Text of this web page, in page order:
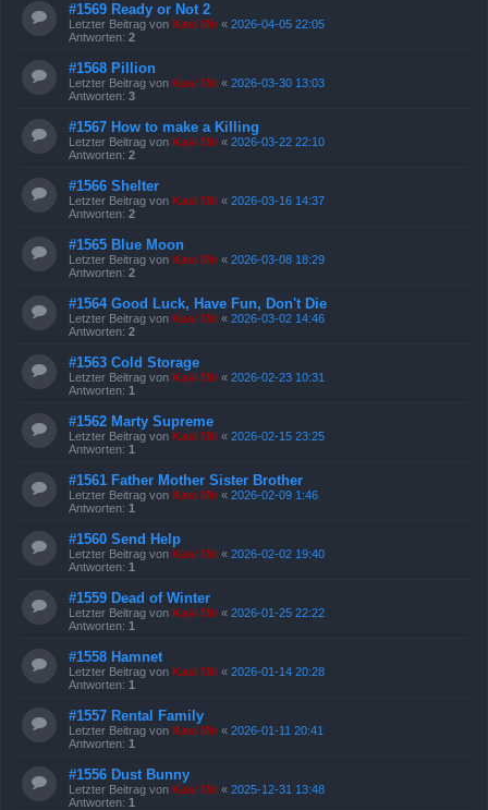
#1569 Ready or Not 2
Letzter Beitrag von Kasi Mir « 2026-04-05 22:05
Antworten: 2
#1568 Pillion
Letzter Beitrag von Kasi Mir « 2026-03-30 13:03
Antworten: 3
#1567 How to make a Killing
Letzter Beitrag von Kasi Mir « 2026-03-22 22:10
Antworten: 2
#1566 Shelter
Letzter Beitrag von Kasi Mir « 2026-03-16 14:37
Antworten: 2
#1565 Blue Moon
Letzter Beitrag von Kasi Mir « 2026-03-08 18:29
Antworten: 2
#1564 Good Luck, Have Fun, Don't Die
Letzter Beitrag von Kasi Mir « 2026-03-02 14:46
Antworten: 2
#1563 Cold Storage
Letzter Beitrag von Kasi Mir « 2026-02-23 10:31
Antworten: 1
#1562 Marty Supreme
Letzter Beitrag von Kasi Mir « 2026-02-15 23:25
Antworten: 1
#1561 Father Mother Sister Brother
Letzter Beitrag von Kasi Mir « 2026-02-09 1:46
Antworten: 1
#1560 Send Help
Letzter Beitrag von Kasi Mir « 2026-02-02 19:40
Antworten: 1
#1559 Dead of Winter
Letzter Beitrag von Kasi Mir « 2026-01-25 22:22
Antworten: 1
#1558 Hamnet
Letzter Beitrag von Kasi Mir « 2026-01-14 20:28
Antworten: 1
#1557 Rental Family
Letzter Beitrag von Kasi Mir « 2026-01-11 20:41
Antworten: 1
#1556 Dust Bunny
Letzter Beitrag von Kasi Mir « 2025-12-31 13:48
Antworten: 1